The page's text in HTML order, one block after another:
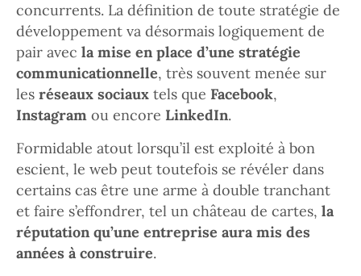
concurrents. La définition de toute stratégie de
développement va désormais logiquement de
pair avec la mise en place d’une stratégie
communicationnelle, très souvent menée sur
les réseaux sociaux tels que Facebook,
Instagram ou encore LinkedIn.
Formidable atout lorsqu’il est exploité à bon
escient, le web peut toutefois se révéler dans
certains cas être une arme à double tranchant
et faire s’effondrer, tel un château de cartes, la
réputation qu’une entreprise aura mis des
années à construire.